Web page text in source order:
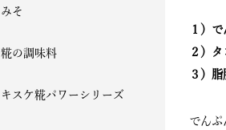
みそ
糀の調味料
キスケ糀パワーシリーズ
１）
２）
３）
でんぷ